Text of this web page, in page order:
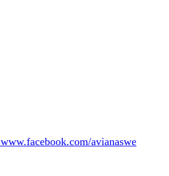
www.facebook.com/avianaswe